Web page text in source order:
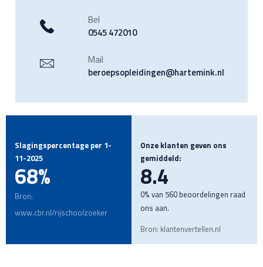
Bel
0545 472010
Mail
beroepsopleidingen@hartemink.nl
Slagingspercentage per 1-
11-2025
68%
Bron:
www.cbr.nl/rijschoolzoeker
Onze klanten geven ons
gemiddeld:
8.4
0% van 560 beoordelingen raad
ons aan.
Bron: klantenvertellen.nl